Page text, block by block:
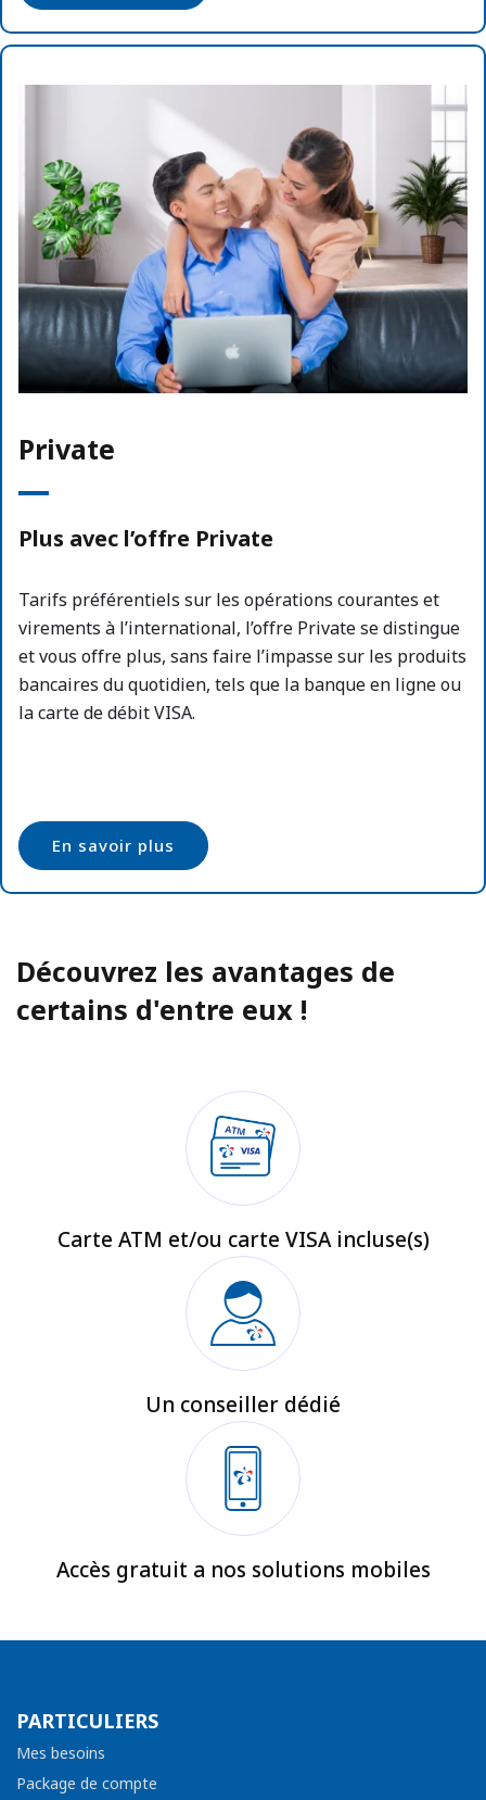
Private
Plus avec l’offre Private
Tarifs préférentiels sur les opérations courantes et
virements à l’international, l’offre Private se distingue
et vous offre plus, sans faire l’impasse sur les produits
bancaires du quotidien, tels que la banque en ligne ou
la carte de débit VISA.
En savoir plus
Découvrez les avantages de
certains d'entre eux !
Carte ATM et/ou carte VISA incluse(s)
Un conseiller dédié
Accès gratuit a nos solutions mobiles
PARTICULIERS
Mes besoins
Package de compte